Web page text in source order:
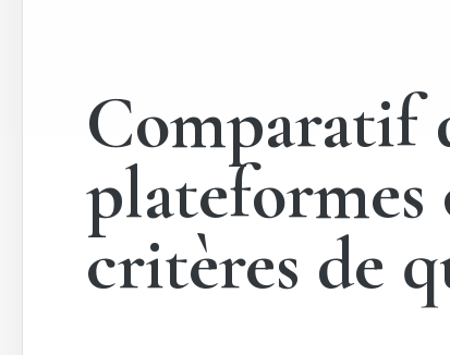
Comparatif
critères de